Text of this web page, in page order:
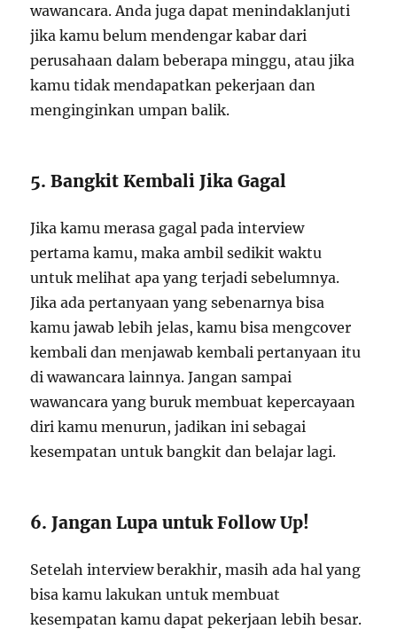
wawancara. Anda juga dapat menindaklanjuti
jika kamu belum mendengar kabar dari
perusahaan dalam beberapa minggu, atau jika
kamu tidak mendapatkan pekerjaan dan
menginginkan umpan balik.
5. Bangkit Kembali Jika Gagal
Jika kamu merasa gagal pada interview
pertama kamu, maka ambil sedikit waktu
untuk melihat apa yang terjadi sebelumnya.
Jika ada pertanyaan yang sebenarnya bisa
kamu jawab lebih jelas, kamu bisa mengcover
kembali dan menjawab kembali pertanyaan itu
di wawancara lainnya. Jangan sampai
wawancara yang buruk membuat kepercayaan
diri kamu menurun, jadikan ini sebagai
kesempatan untuk bangkit dan belajar lagi.
6. Jangan Lupa untuk Follow Up!
Setelah interview berakhir, masih ada hal yang
bisa kamu lakukan untuk membuat
kesempatan kamu dapat pekerjaan lebih besar.